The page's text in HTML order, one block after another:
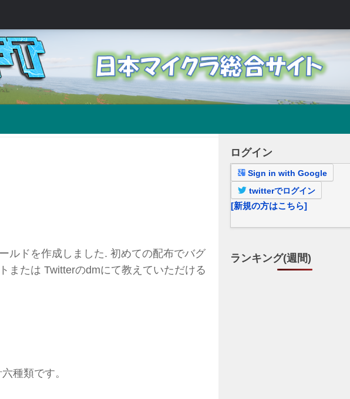
ルドを作成しました. 初めての配布でバグ
または Twitterのdmにて教えていただける
種類です。
ログイン
Sign in with Google
twitterでログイン
[新規の方はこちら]
ランキング(週間)